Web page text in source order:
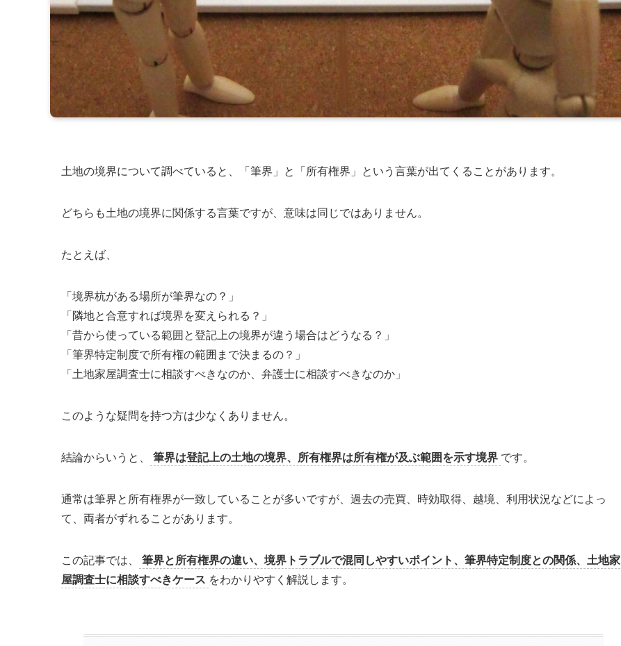
土地の境界について調べていると、「筆界」と「所有権界」という言葉が出てくることがあります。
どちらも土地の境界に関係する言葉ですが、意味は同じではありません。
たとえば、
「境界杭がある場所が筆界なの？」
「隣地と合意すれば境界を変えられる？」
「昔から使っている範囲と登記上の境界が違う場合はどうなる？」
「筆界特定制度で所有権の範囲まで決まるの？」
「土地家屋調査士に相談すべきなのか、弁護士に相談すべきなのか」
このような疑問を持つ方は少なくありません。
結論からいうと、 筆界は登記上の土地の境界、所有権界は所有権が及ぶ範囲を示す境界 です。
通常は筆界と所有権界が一致していることが多いですが、過去の売買、時効取得、越境、利用状況などによっ
て、両者がずれることがあります。
この記事では、
筆界と所有権界の違い、境界トラブルで混同しやすいポイント、筆界特定制度との関係、土地家
屋調査士に相談すべきケース をわかりやすく解説します。